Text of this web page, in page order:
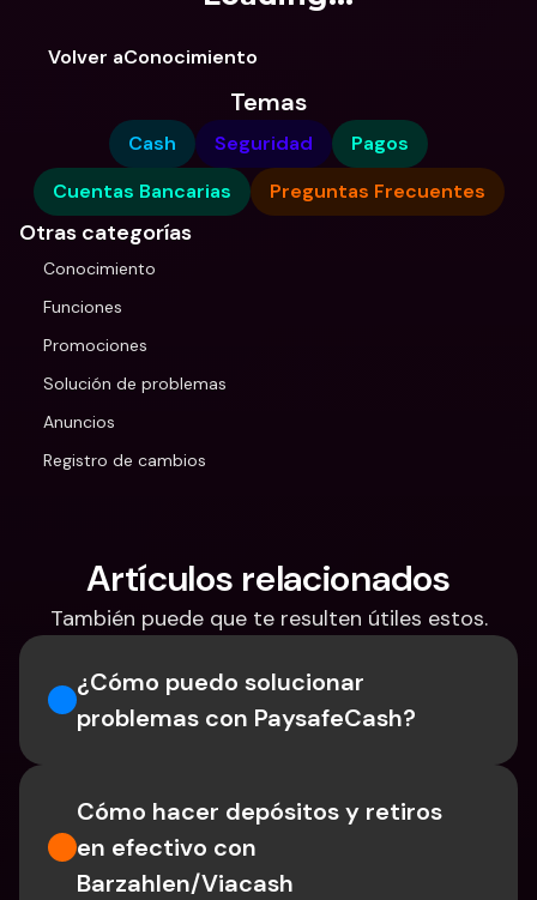
Volver aConocimiento
Temas
Cash Seguridad
Pagos
Cuentas Bancarias
Preguntas Frecuentes
Otras categorías
Conocimiento
Funciones
Promociones
Solución de problemas
Anuncios
Registro de cambios
Artículos relacionados
También puede que te resulten útiles estos.
¿Cómo puedo solucionar
problemas con PaysafeCash?
Cómo hacer depósitos y retiros
en efectivo con
Barzahlen/Viacash